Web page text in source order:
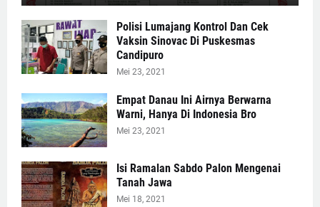
Polisi Lumajang Kontrol Dan Cek
Vaksin Sinovac Di Puskesmas
Candipuro
Mei 23, 2021
Empat Danau Ini Airnya Berwarna
Warni, Hanya Di Indonesia Bro
Mei 23, 2021
Isi Ramalan Sabdo Palon Mengenai
Tanah Jawa
Mei 18, 2021